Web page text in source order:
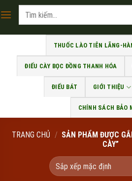
to
Tìm
THUỐC LÀO TIÊN LÃNG-
ĐIẾU CÀY BỌC ĐỒNG THANH HÓA
ĐIẾU BÁT GIỚI THIỆU
CHÍNH SÁCH BẢO
TRANG CHỦ / SẢN PHẨM ĐƯỢC
CÀY”